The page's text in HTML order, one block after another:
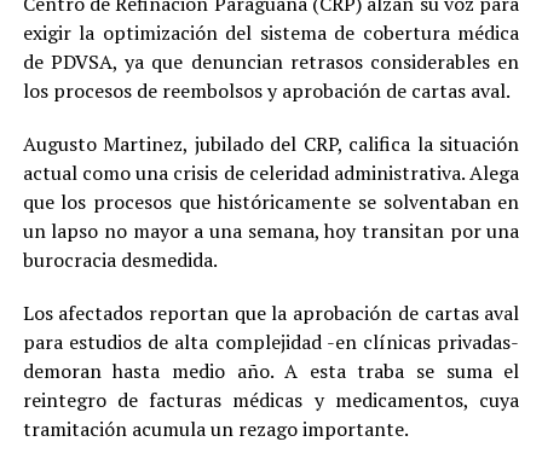
exigir la optimización del sistema de cobertura médica
de PDVSA, ya que denuncian retrasos considerables en
los procesos de reembolsos y aprobación de cartas aval.
Augusto Martinez, jubilado del CRP, califica la situación
actual como una crisis de celeridad administrativa. Alega
que los procesos que históricamente se solventaban en
un lapso no mayor a una semana, hoy transitan por una
burocracia desmedida.
Los afectados reportan que la aprobación de cartas aval
para estudios de alta complejidad -en clínicas privadas-
demoran hasta medio año. A esta traba se suma el
reintegro de facturas médicas y medicamentos, cuya
tramitación acumula un rezago importante.